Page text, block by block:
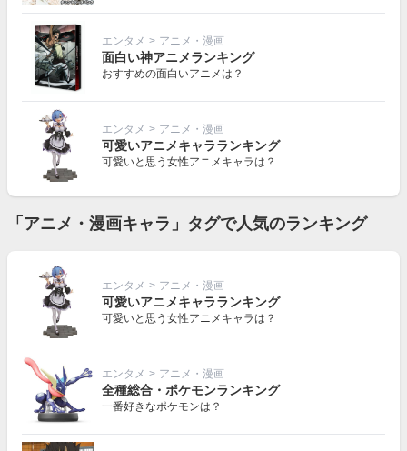
エンタメ > アニメ・漫画
面白い神アニメランキング
おすすめの面白いアニメは？
エンタメ > アニメ・漫画
可愛いアニメキャラランキング
可愛いと思う女性アニメキャラは？
「アニメ・漫画キャラ」タグで人気のランキング
エンタメ > アニメ・漫画
可愛いアニメキャラランキング
可愛いと思う女性アニメキャラは？
エンタメ > アニメ・漫画
全種総合・ポケモンランキング
一番好きなポケモンは？